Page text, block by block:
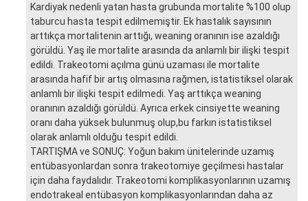
Kardiyak nedenli yatan hasta grubunda mortalite %100 olup
taburcu hasta tespit edilmemiştir. Ek hastalık sayısının
arttıkça mortalitenin arttığı, weaning oranının ise azaldığı
görüldü. Yaş ile mortalite arasında da anlamlı bir ilişki tespit
edildi. Trakeotomi açılma günü uzaması ile mortalite
arasında hafif bir artış olmasına rağmen, istatistiksel olarak
anlamlı bir ilişki tespit edilmedi. Yaş arttıkça weaning
oranının azaldığı görüldü. Ayrıca erkek cinsiyette weaning
oranı daha yüksek bulunmuş olup,bu farkın istatistiksel
olarak anlamlı olduğu tespit edildi.
TARTIŞMA ve SONUÇ: Yoğun bakım ünitelerinde uzamış
entübasyonlardan sonra trakeotomiye geçilmesi hastalar
için daha faydalıdır. Trakeotomi komplikasyonlarının uzamış
endotrakeal entübasyon komplikasyonlarından daha az